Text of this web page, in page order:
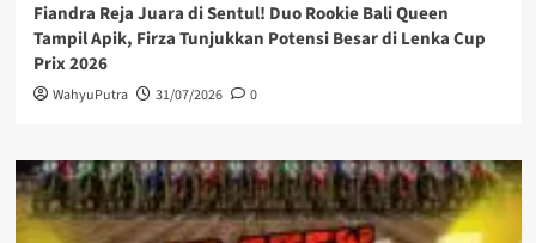
Fiandra Reja Juara di Sentul! Duo Rookie Bali Queen
Tampil Apik, Firza Tunjukkan Potensi Besar di Lenka Cup
Prix 2026
WahyuPutra 31/07/2026 0